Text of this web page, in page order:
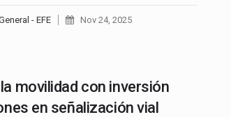
- EFE Nov 24, 2025
movilidad con inversión
en señalización vial